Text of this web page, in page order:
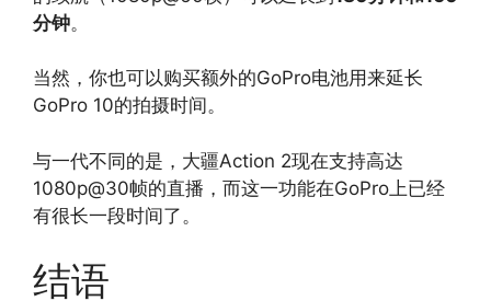
分钟。
当然，你也可以购买额外的GoPro电池用来延长
GoPro 10的拍摄时间。
与一代不同的是，大疆Action 2现在支持高达
1080p@30帧的直播，而这一功能在GoPro上已经
有很长一段时间了。
结语